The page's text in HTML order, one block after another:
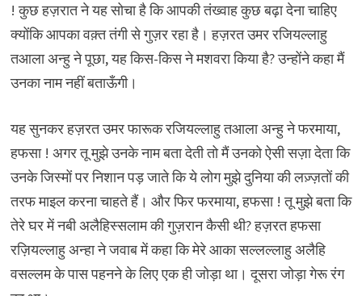
! कुछ हज़रात ने यह सोचा है कि आपकी तंख्वाह कुछ बढ़ा देना चाहिए
क्योंकि आपका वक़्त तंगी से गुज़र रहा है। हज़रत उमर रजियल्लाहु
तआला अन्हु ने पूछा, यह किस-किस ने मशवरा किया है? उन्होंने कहा मैं
उनका नाम नहीं बताऊँगी।
यह सुनकर हज़रत उमर फारूक रजियल्लाहु तआला अन्हु ने फरमाया,
हफसा ! अगर तू मुझे उनके नाम बता देती तो मैं उनको ऐसी सज़ा देता कि
उनके जिस्मों पर निशान पड़ जाते कि ये लोग मुझे दुनिया की लज़्ज़तों की
तरफ माइल करना चाहते हैं। और फिर फरमाया, हफसा ! तू मुझे बता कि
तेरे घर में नबी अलैहिस्सलाम की गुज़रान कैसी थी? हज़रत हफसा
रज़ियल्लाहु अन्हा ने जवाब में कहा कि मेरे आका सल्लल्लाहु अलैहि
वसल्लम के पास पहनने के लिए एक ही जोड़ा था। दूसरा जोड़ा गेरू रंग